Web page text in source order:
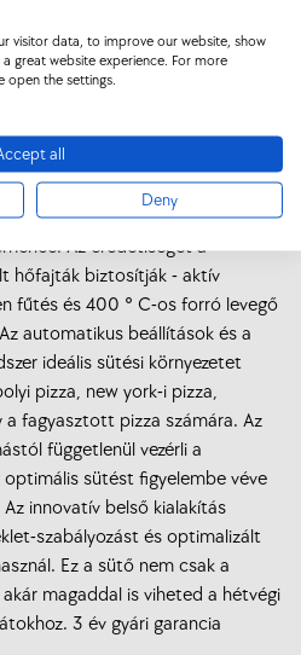
sütőd otthon, hogy el is tudd
otthoni sütő, amely akár 400 ° C-
mindössze két perc alatt
Mindezt úgy, mint a
Az eredetiséget a
hőfajták biztosítják - aktív
fűtés és 400 ° C-os forró levegő
automatikus beállítások és a
ideális sütési környezetet
pizza, new york-i pizza,
fagyasztott pizza számára. Az
függetlenül vezérli a
sütést figyelembe véve
innovatív belső kialakítás
szabályozást és optimalizált
Ez a sütő nem csak a
magaddal is viheted a hétvégi
3 év gyári garancia
visitor data, to improve our website, show
great website experience. For more
open the settings.
all
Deny